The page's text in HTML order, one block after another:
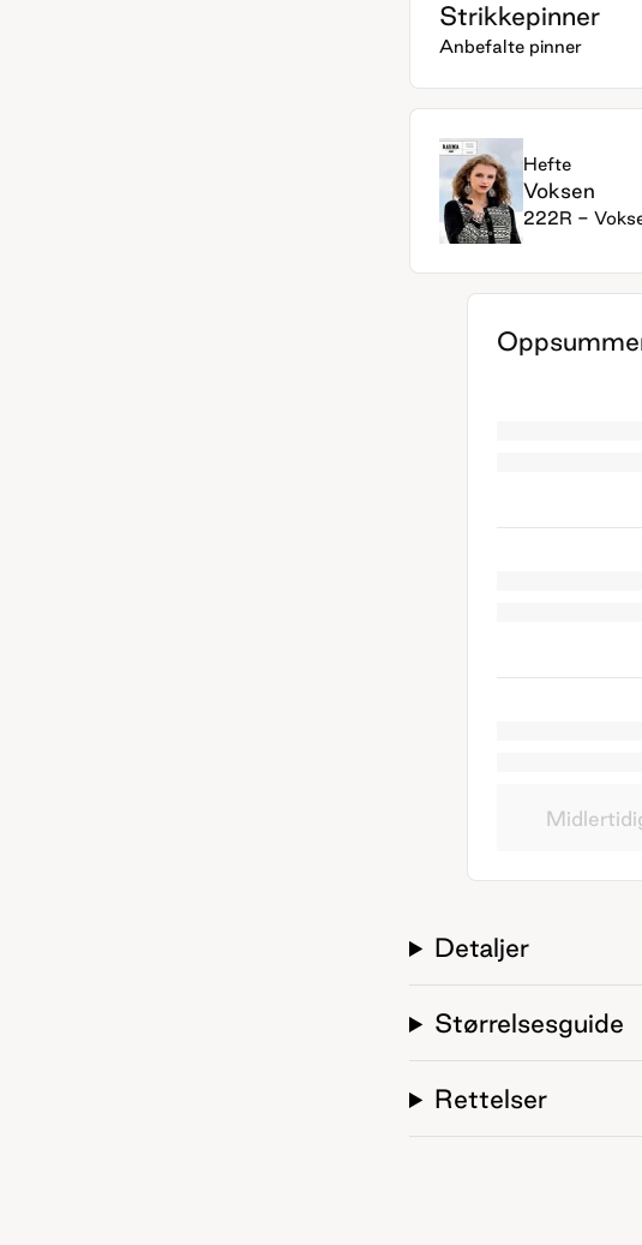
Strikkepinner
Anbefalte pinner
Hefte
Voksen
222R -
Detaljer
Størrelsesguide
Rettelser